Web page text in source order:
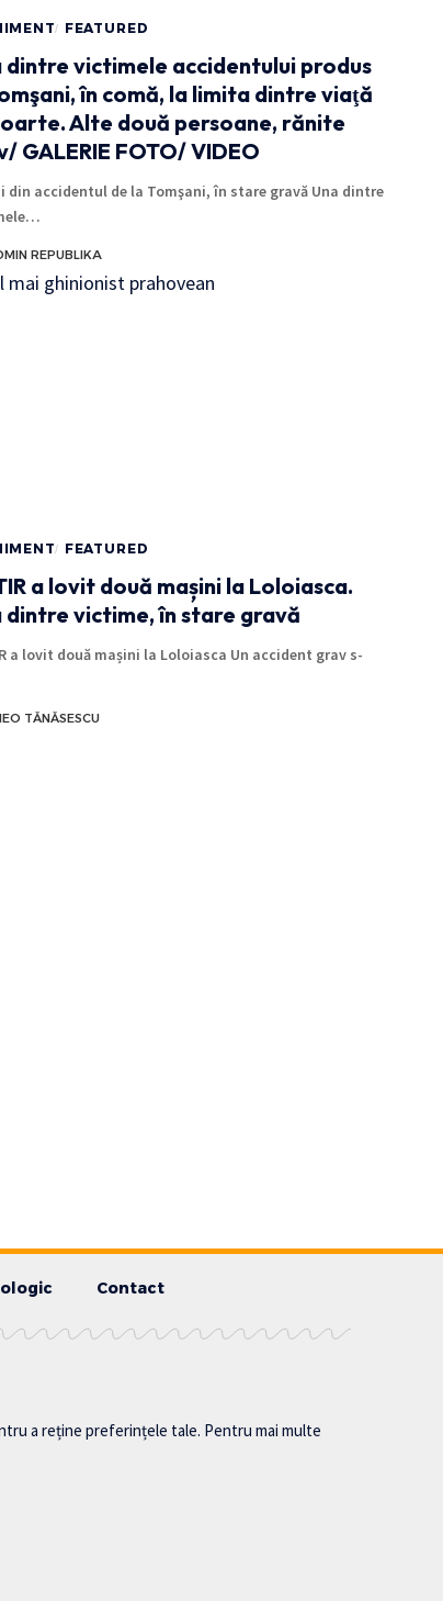
FEATURED
dintre victimele accidentului produs
în comă, la limita dintre viaţă
Alte două persoane, rănite
GALERIE FOTO/ VIDEO
din accidentul de la Tomşani, în stare gravă Una dintre
REPUBLIKA
FEATURED
a lovit două mașini la Loloiasca.
dintre victime, în stare gravă
a lovit două mașini la Loloiasca Un accident grav s-
TĂNĂSESCU
Contact
a reține preferințele tale. Pentru mai multe